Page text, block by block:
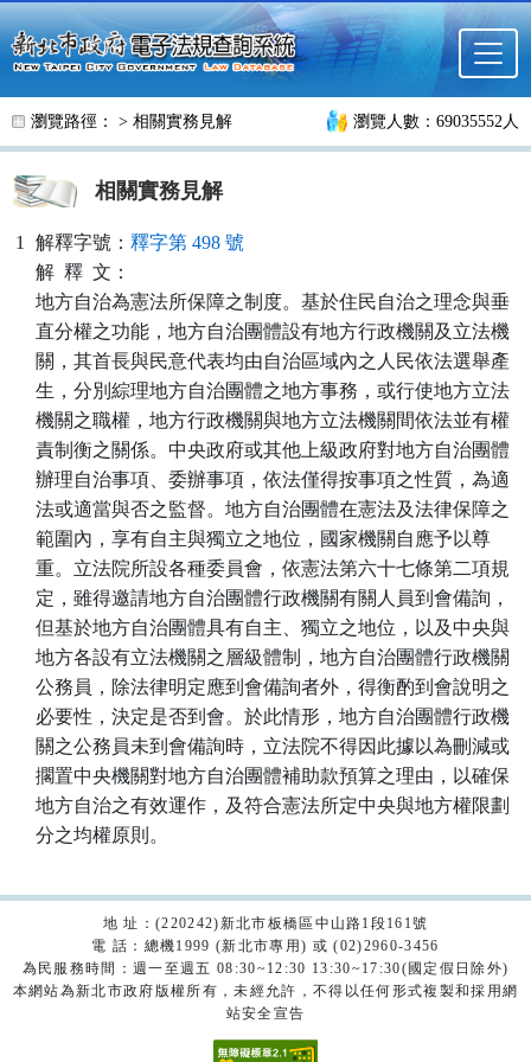
跳至主要內容
瀏覽路徑： > 相關實務見解 瀏覽人數：69035552人
相關實務見解
1 解釋字號： 釋字第 498 號
解 釋 文：
地方自治為憲法所保障之制度。基於住民自治之理念與垂
直分權之功能，地方自治團體設有地方行政機關及立法機
關，其首長與民意代表均由自治區域內之人民依法選舉產
生，分別綜理地方自治團體之地方事務，或行使地方立法
機關之職權，地方行政機關與地方立法機關間依法並有權
責制衡之關係。中央政府或其他上級政府對地方自治團體
辦理自治事項、委辦事項，依法僅得按事項之性質，為適
法或適當與否之監督。地方自治團體在憲法及法律保障之
範圍內，享有自主與獨立之地位，國家機關自應予以尊
重。立法院所設各種委員會，依憲法第六十七條第二項規
定，雖得邀請地方自治團體行政機關有關人員到會備詢，
但基於地方自治團體具有自主、獨立之地位，以及中央與
地方各設有立法機關之層級體制，地方自治團體行政機關
公務員，除法律明定應到會備詢者外，得衡酌到會說明之
必要性，決定是否到會。於此情形，地方自治團體行政機
關之公務員未到會備詢時，立法院不得因此據以為刪減或
擱置中央機關對地方自治團體補助款預算之理由，以確保
地方自治之有效運作，及符合憲法所定中央與地方權限劃
分之均權原則。
地 址：(220242)新北市板橋區中山路1段161號
電 話：總機1999 (新北市專用) 或 (02)2960-3456
為民服務時間：週一至週五 08:30~12:30 13:30~17:30(國定假日除外)
本網站為新北市政府版權所有，未經允許，不得以任何形式複製和採用網
站安全宣告